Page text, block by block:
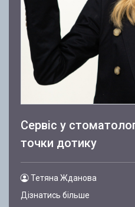
Сервіс у
точки дотику
Тетяна Жданова
Дізнатись більше